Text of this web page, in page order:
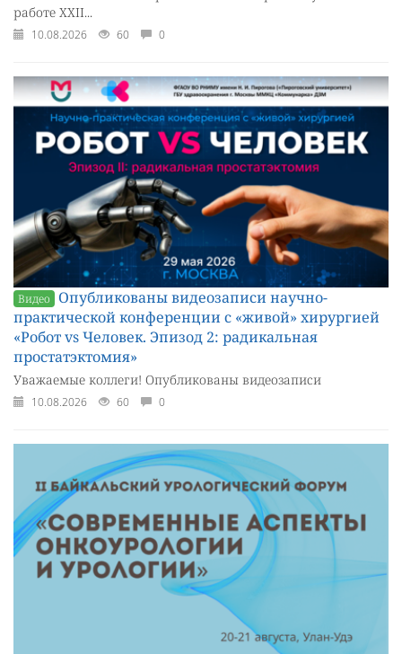
работе XXII...
10.08.2026 60 0
Видео
Опубликованы видеозаписи научно-
практической конференции с «живой» хирургией
«Робот vs Человек. Эпизод 2: радикальная
простатэктомия»
Уважаемые коллеги! Опубликованы видеозаписи
10.08.2026 60 0